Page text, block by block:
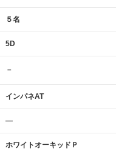
５名
5D
－
インパネAT
―
ホワイトオーキッドＰ